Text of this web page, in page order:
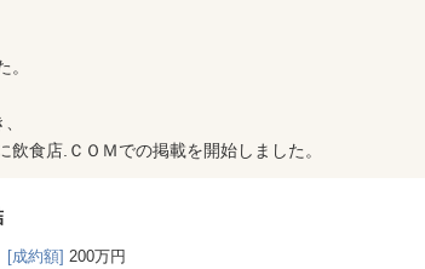
食店.ＣＯＭでの掲載を開始しました。
[成約額] 200万円